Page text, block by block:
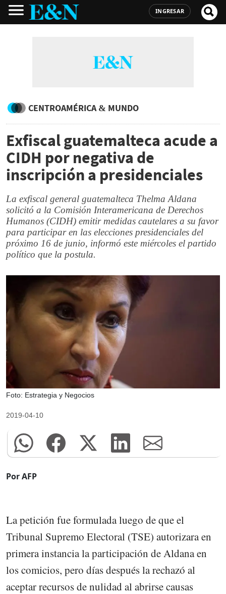
INGRESAR
CENTROAMÉRICA & MUNDO
Exfiscal guatemalteca acude a
CIDH por negativa de
inscripción a presidenciales
La exfiscal general guatemalteca Thelma Aldana
solicitó a la Comisión Interamericana de Derechos
Humanos (CIDH) emitir medidas cautelares a su favor
para participar en las elecciones presidenciales del
próximo 16 de junio, informó este miércoles el partido
político que la postula.
Foto: Estrategia y Negocios
2019-04-10
Por AFP
La petición fue formulada luego de que el
Tribunal Supremo Electoral (TSE) autorizara en
primera instancia la participación de Aldana en
los comicios, pero días después la rechazó al
aceptar recursos de nulidad al abrirse causas